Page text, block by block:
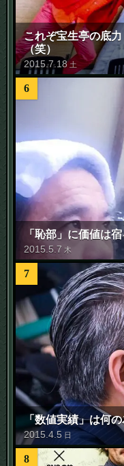
これぞ宝生亭の底
（笑）
2015.7. 18 土
6
「恥部」に価値は
2015 5 .7 木
7
「数値実績」は何
2015 .4 .5 日
8